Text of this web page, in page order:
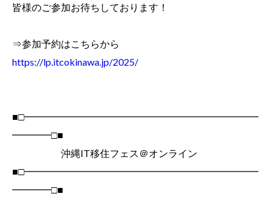
皆様のご参加お待ちしております！
⇒参加予約はこちらから
https://lp.itcokinawa.jp/2025/
■□━━━━━━━━━━━━━━━━━━━━━━━━
━━━━□■
沖縄IT移住フェス＠オンライン
■□━━━━━━━━━━━━━━━━━━━━━━━━
━━━━□■